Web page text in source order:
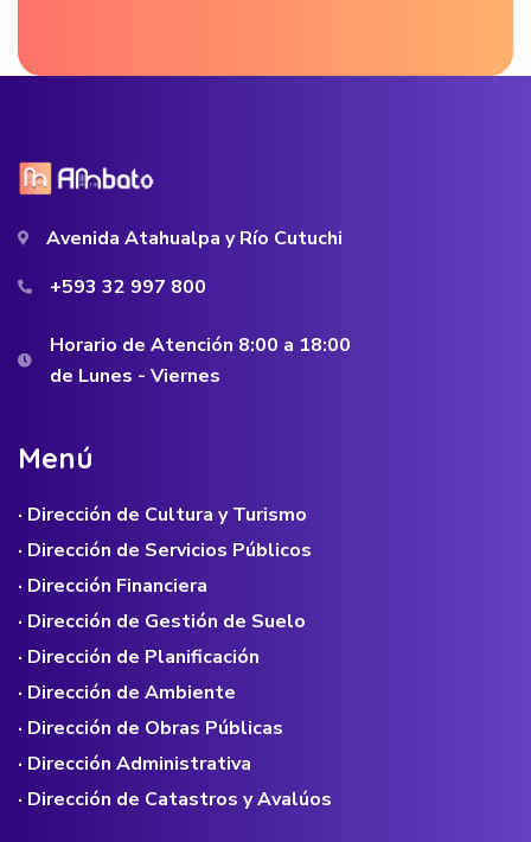
Avenida Atahualpa y Río Cutuchi
+593 32 997 800
Horario de Atención 8:00 a 18:00
de Lunes - Viernes
Menú
· Dirección de Cultura y Turismo
· Dirección de Servicios Públicos
· Dirección Financiera
· Dirección de Gestión de Suelo
· Dirección de Planificación
· Dirección de Ambiente
· Dirección de Obras Públicas
· Dirección Administrativa
· Dirección de Catastros y Avalúos